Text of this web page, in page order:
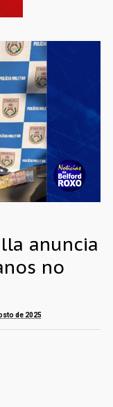
anuncia
no
de 2025